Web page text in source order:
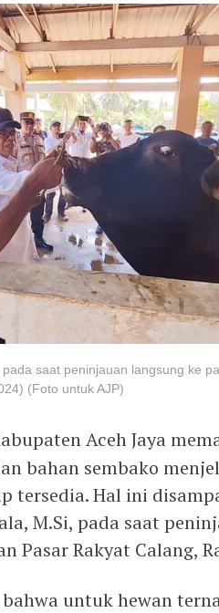
saat peninjauan langsung ke
(Foto untuk AJP)
Aceh Jaya
bahan sembako
tersedia. Hal ini
M.Si, pada saat
Pasar Rakyat Calang,
untuk hewan